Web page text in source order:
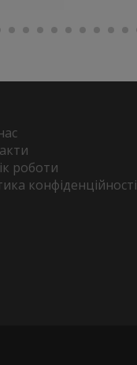
роботи
конфіденційності